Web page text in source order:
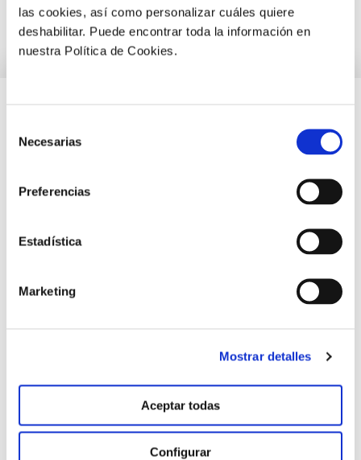
las cookies, así como personalizar cuáles quiere
deshabilitar. Puede encontrar toda la información en
nuestra Política de Cookies.
Necesarias
Preferencias
Estadística
Marketing
Mostrar detalles
Aceptar todas
Configurar
*
EMPRESA